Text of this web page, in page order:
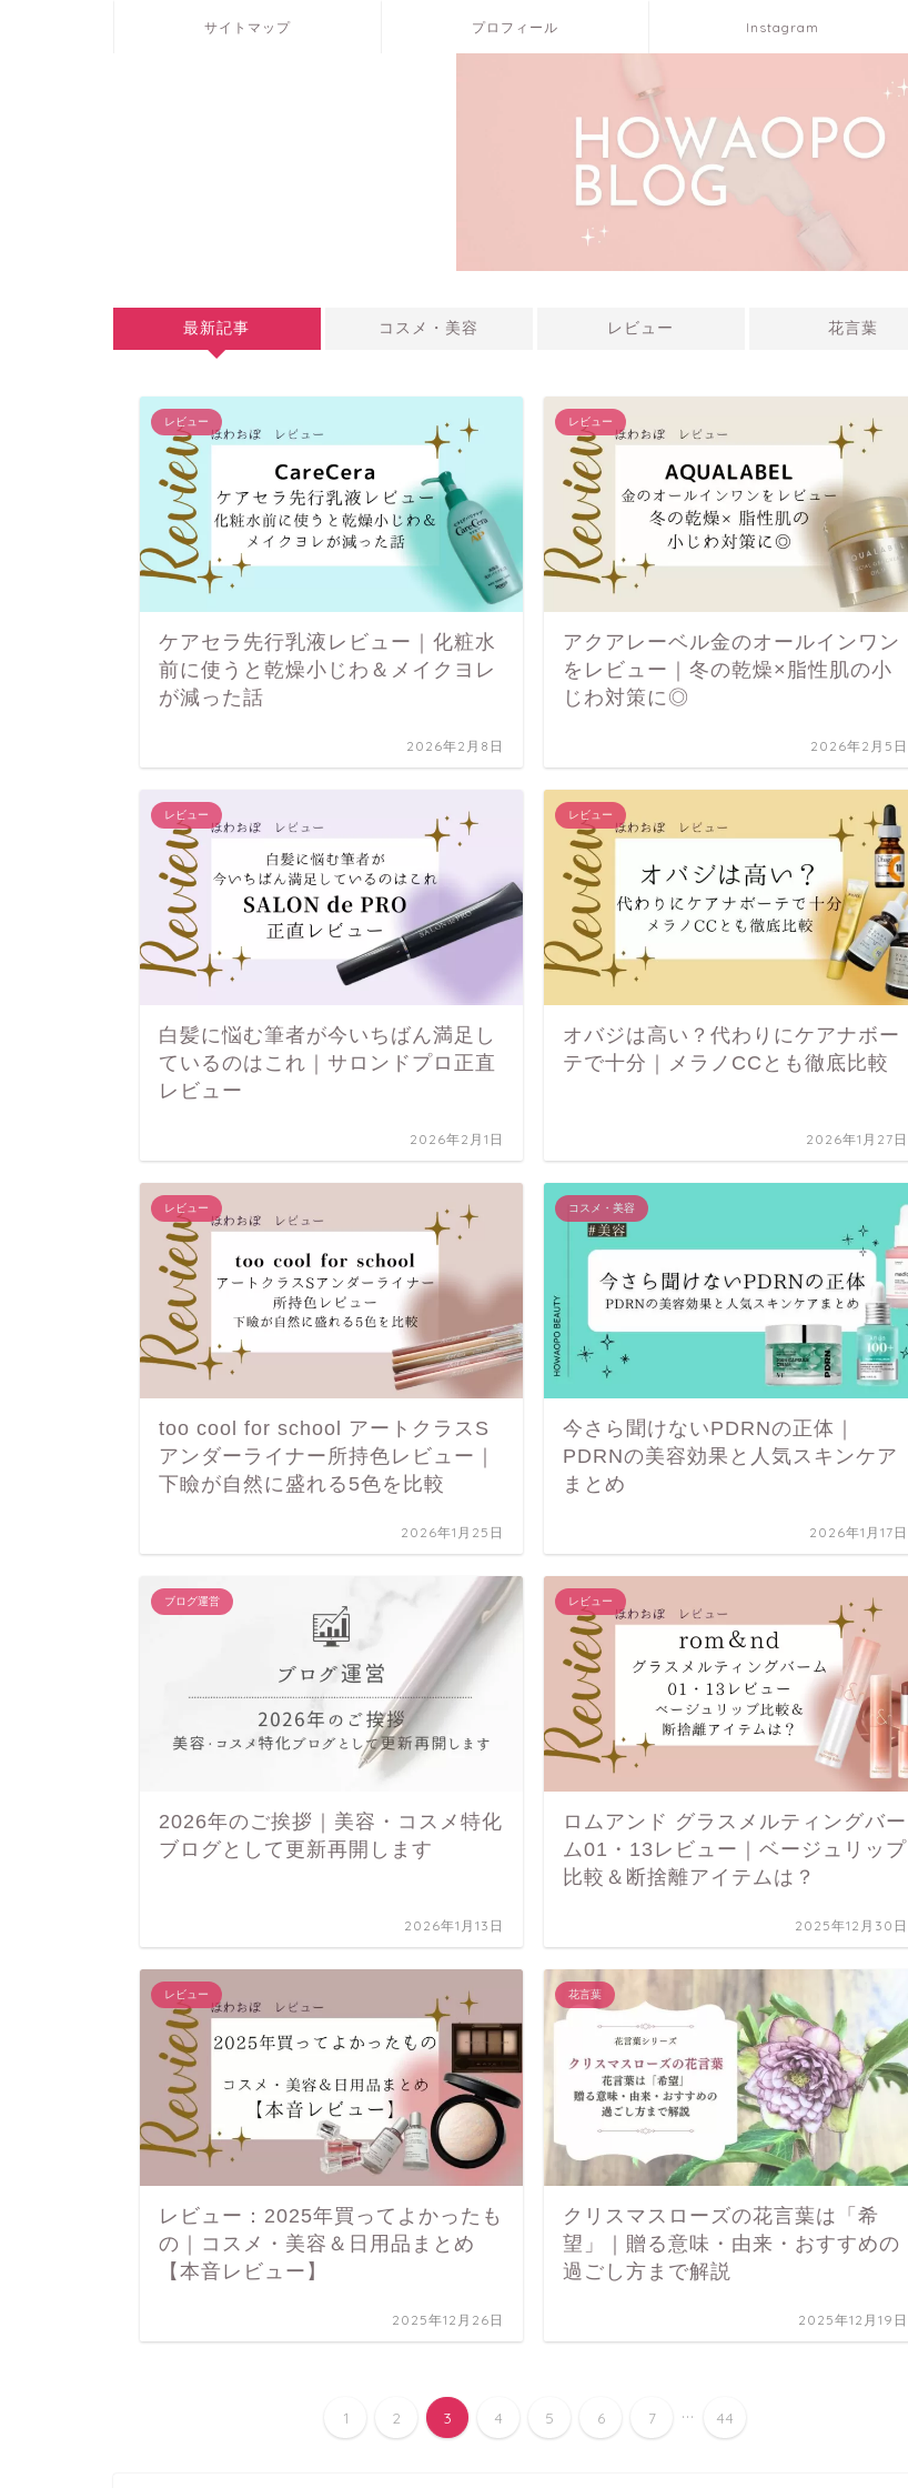
サイトマップ プロフィール Instagram
最新記事 コスメ・美容 レビュー 花言葉
レビュー
ケアセラ先行乳液レビュー｜化粧水
前に使うと乾燥小じわ＆メイクヨレ
が減った話
2026年2月8日
レビュー
アクアレーベル金のオールインワン
をレビュー｜冬の乾燥×脂性肌の小
じわ対策に◎
2026年2月5日
レビュー
白髪に悩む筆者が今いちばん満足し
ているのはこれ｜サロンドプロ正直
レビュー
2026年2月1日
レビュー
オバジは高い？代わりにケアナボー
テで十分｜メラノCCとも徹底比較
2026年1月27日
レビュー
too cool for school アートクラスS
アンダーライナー所持色レビュー｜
下瞼が自然に盛れる5色を比較
2026年1月25日
コスメ・美容
今さら聞けないPDRNの正体｜
PDRNの美容効果と人気スキンケア
まとめ
2026年1月17日
ブログ運営
2026年のご挨拶｜美容・コスメ特化
ブログとして更新再開します
2026年1月13日
レビュー
ロムアンド グラスメルティングバー
ム01・13レビュー｜ベージュリップ
比較＆断捨離アイテムは？
2025年12月30日
レビュー
レビュー：2025年買ってよかったも
の｜コスメ・美容＆日用品まとめ
【本音レビュー】
2025年12月26日
花言葉
クリスマスローズの花言葉は「希
望」｜贈る意味・由来・おすすめの
過ごし方まで解説
2025年12月19日
1 2 3 4 5 6 7 ... 44